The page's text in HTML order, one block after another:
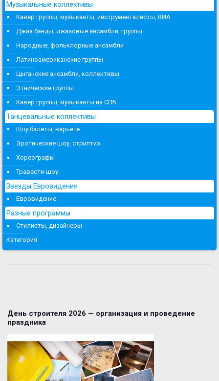
Музыкальные коллективы
Кавер группы, музыканты, инструменталисты, ВИА
Джаз бэнды, джазовые ансамбли, группы
Народные, фольклорные ансамбли
Латиноамериканские группы
Цыганские ансамбли, коллективы
Этнические группы
Кавер группы, музыканты из СПБ
Танцевальные коллективы
Шоу балеты, варьете
Эротические шоу, стриптиз
Хореографы
Травести-шоу
Звезды Евровидения
Евровидение
Разные программы
Стилисты, дизайнеры
Категория
День строителя 2026 — организация и проведение
праздника